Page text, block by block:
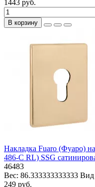
1443 руб.
В корзину
Накладка Fuaro (Фуаро)
486-C RL) SSG
46483
Вес: 86.333333333333 Вид
249 руб.